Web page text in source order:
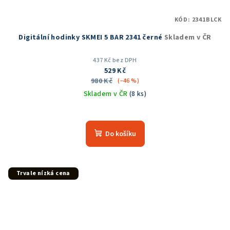
Digitální hodinky SKMEI 5 BAR 2341 černé Skladem v ČR
437 Kč bez DPH
529 Kč
980 Kč (–46 %)
Skladem v ČR (8 ks)
hodnocení
produktu
Do košíku
KÓD: 2341BLCK
Trvale nízká cena